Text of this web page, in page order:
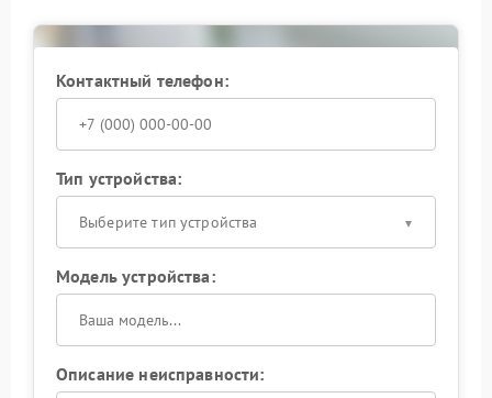
Контактный телефон:
Тип устройства:
Выберите тип устройства
Модель устройства:
Описание неисправности: